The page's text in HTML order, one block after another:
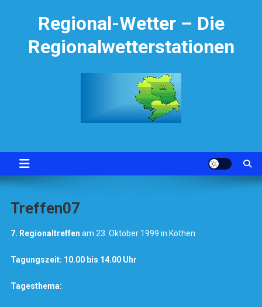
Regional-Wetter – Die
Regionalwetterstationen
Treffen07
7. Regionaltreffen am 23. Oktober 1999 in Köthen
Tagungszeit: 10.00 bis 14.00 Uhr
Tagesthema: